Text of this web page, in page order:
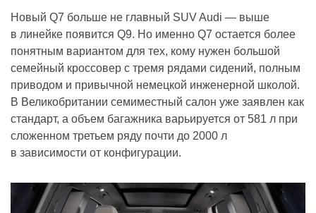
Новый Q7 больше не главный SUV Audi — выше
в линейке появится Q9. Но именно Q7 остается более
понятным вариантом для тех, кому нужен большой
семейный кроссовер с тремя рядами сидений, полным
приводом и привычной немецкой инженерной школой.
В Великобритании семиместный салон уже заявлен как
стандарт, а объем багажника варьируется от 581 л при
сложенном третьем ряду почти до 2000 л
в зависимости от конфигурации.